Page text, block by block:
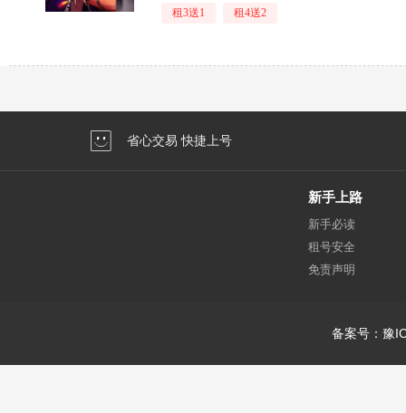
租3送1 租4送2
省心交易 快捷上号
新手上路
新手必读
租号安全
免责声明
备案号：豫